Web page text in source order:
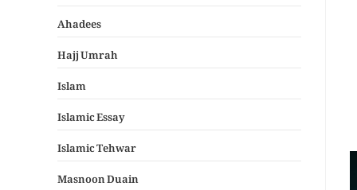
Ahadees
Hajj Umrah
Islam
Islamic Essay
Islamic Tehwar
Masnoon Duain